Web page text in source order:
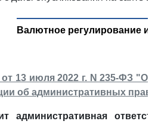
Валютное регулирование
13 июля 2022 г. N 235-ФЗ "О
об административных
административная